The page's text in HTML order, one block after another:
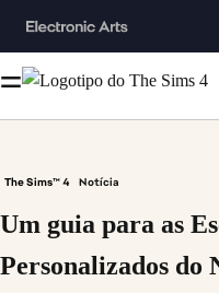
The Sims™ 4 Notícia
Um guia para as
Personalizados do